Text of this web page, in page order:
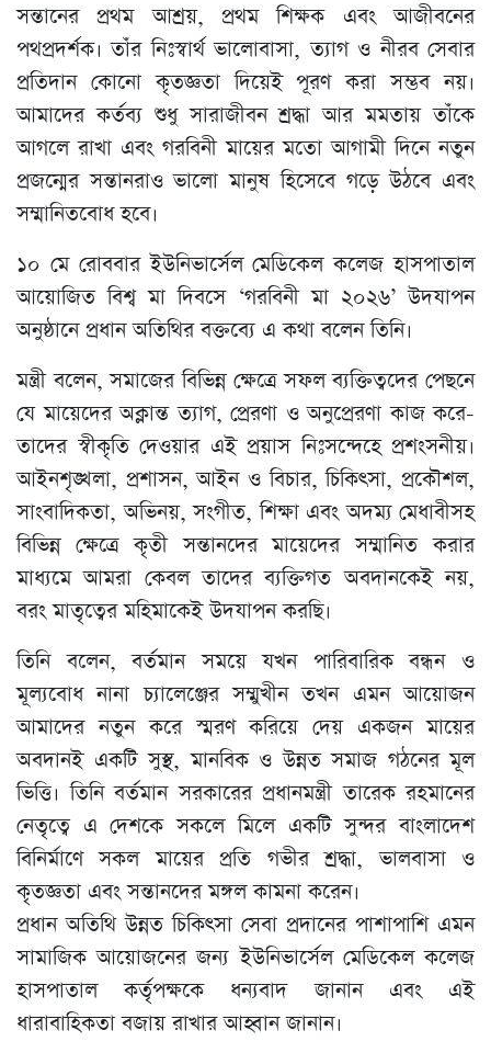
সন্তানের প্রথম আশ্রয়, প্রথম শিক্ষক এবং আজীবনের
পথপ্রদর্শক। তাঁর নিঃস্বার্থ ভালোবাসা, ত্যাগ ও নীরব সেবার
প্রতিদান কোনো কৃতজ্ঞতা দিয়েই পূরণ করা সম্ভব নয়।
আমাদের কর্তব্য শুধু সারাজীবন শ্রদ্ধা আর মমতায় তাঁকে
আগলে রাখা এবং গরবিনী মায়ের মতো আগামী দিনে নতুন
প্রজন্মের সন্তানরাও ভালো মানুষ হিসেবে গড়ে উঠবে এবং
সম্মানিতবোধ হবে।
১০ মে রোববার ইউনিভার্সেল মেডিকেল কলেজ হাসপাতাল
আয়োজিত বিশ্ব মা দিবসে ‘গরবিনী মা ২০২৬’ উদযাপন
অনুষ্ঠানে প্রধান অতিথির বক্তব্যে এ কথা বলেন তিনি।
মন্ত্রী বলেন, সমাজের বিভিন্ন ক্ষেত্রে সফল ব্যক্তিত্বদের পেছনে
যে মায়েদের অক্লান্ত ত্যাগ, প্রেরণা ও অনুপ্রেরণা কাজ করে-
তাদের স্বীকৃতি দেওয়ার এই প্রয়াস নিঃসন্দেহে প্রশংসনীয়।
আইনশৃঙ্খলা, প্রশাসন, আইন ও বিচার, চিকিৎসা, প্রকৌশল,
সাংবাদিকতা, অভিনয়, সংগীত, শিক্ষা এবং অদম্য মেধাবীসহ
বিভিন্ন ক্ষেত্রে কৃতী সন্তানদের মায়েদের সম্মানিত করার
মাধ্যমে আমরা কেবল তাদের ব্যক্তিগত অবদানকেই নয়,
বরং মাতৃত্বের মহিমাকেই উদযাপন করছি।
তিনি বলেন, বর্তমান সময়ে যখন পারিবারিক বন্ধন ও
মূল্যবোধ নানা চ্যালেঞ্জের সম্মুখীন তখন এমন আয়োজন
আমাদের নতুন করে স্মরণ করিয়ে দেয় একজন মায়ের
অবদানই একটি সুস্থ, মানবিক ও উন্নত সমাজ গঠনের মূল
ভিত্তি। তিনি বর্তমান সরকারের প্রধানমন্ত্রী তারেক রহমানের
নেতৃত্বে এ দেশকে সকলে মিলে একটি সুন্দর বাংলাদেশ
বিনির্মাণে সকল মায়ের প্রতি গভীর শ্রদ্ধা, ভালবাসা ও
কৃতজ্ঞতা এবং সন্তানদের মঙ্গল কামনা করেন।
প্রধান অতিথি উন্নত চিকিৎসা সেবা প্রদানের পাশাপাশি এমন
সামাজিক আয়োজনের জন্য ইউনিভার্সেল মেডিকেল কলেজ
হাসপাতাল কর্তৃপক্ষকে ধন্যবাদ জানান এবং এই
ধারাবাহিকতা বজায় রাখার আহ্বান জানান।